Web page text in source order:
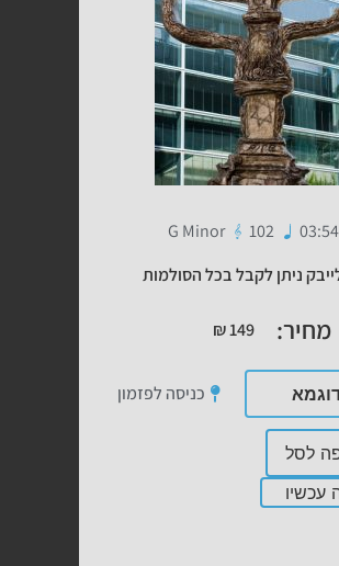
03:54
102
G Minor
ניתן לקבל בכל הסולמות
מחיר: ₪149
כניסה לפזמון
לסל
עכשיו